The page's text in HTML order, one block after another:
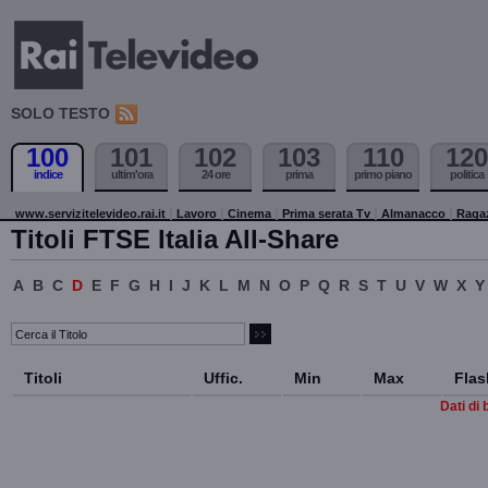
SOLO TESTO
100
indice
101
ultim'ora
102
24 ore
103
prima
110
primo piano
120
politica
www.servizitelevideo.rai.it Lavoro Cinema Prima serata Tv Almanacco
Titoli FTSE Italia All-Share
A B C D E F G H I J K L M N O P Q R S T U V W X Y
Titoli Uffic. Min Max
Dati di